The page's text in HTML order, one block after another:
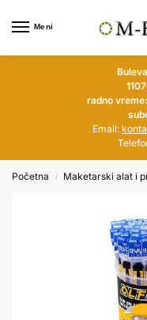
Meni
radno
Email:
Početna / Maketarski alat i